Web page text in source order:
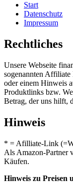
Start
Datenschutz
Impressum
Rechtliches
Unsere Webseite
sogenannten
oder einem Hinweis
Produktlinks bzw.
Betrag, der uns hilft,
Hinweis
* = Afilliate-Link
Als Amazon-Partner
Käufen.
Hinweis zu Preisen